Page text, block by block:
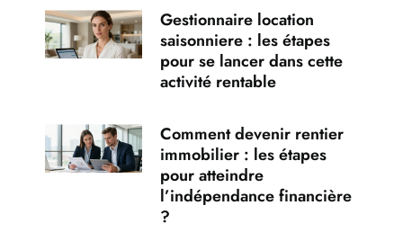
Gestionnaire location
saisonniere : les étapes
pour se lancer dans cette
activité rentable
Comment devenir rentier
immobilier : les étapes
pour atteindre
l’indépendance financière
?